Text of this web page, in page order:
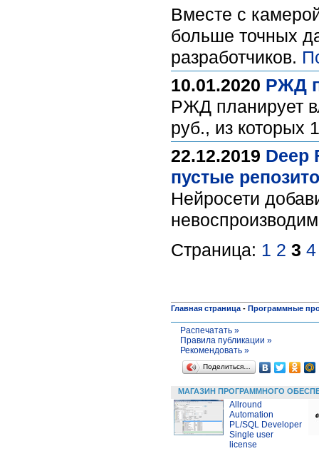
Вместе с
больше точных
разработчиков.
10.01.2020 РЖД
РЖД планирует
руб., из которых
22.12.2019 Deep
пустые
Нейросети
Страница: 1 2 3 4
Главная страница - Программные
Распечатать »
Правила публикации »
Рекомендовать »
Поделиться…
МАГАЗИН ПРОГРАММНОГО
Allround
Automation
PL/SQL Developer
Single user
license